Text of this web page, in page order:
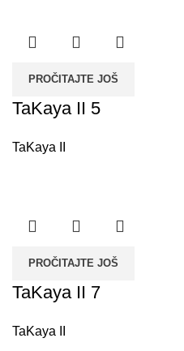
PROČITAJTE JOŠ
TaKaya II 5
TaKaya II
PROČITAJTE JOŠ
TaKaya II 7
TaKaya II